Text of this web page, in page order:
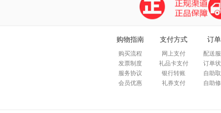
购物指南
购买流程
发票制度
服务协议
会员优惠
支付方式
网上支付
礼品卡支付
银行转账
礼券支付
订
配送
订单
自助
自助